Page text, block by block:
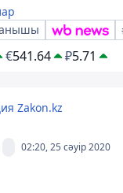
€541.64 ₽5.71
Zakon.kz
02:20, 25 сәуір 2020